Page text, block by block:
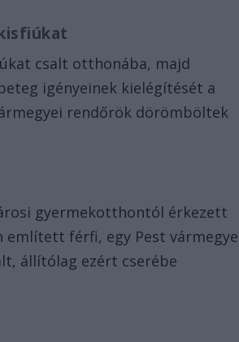
csalt otthonába, majd
igényeinek kielégítését a
rendőrök dörömböltek
gyermekotthontól érkezett
említett férfi, egy Pest
állítólag ezért cserébe